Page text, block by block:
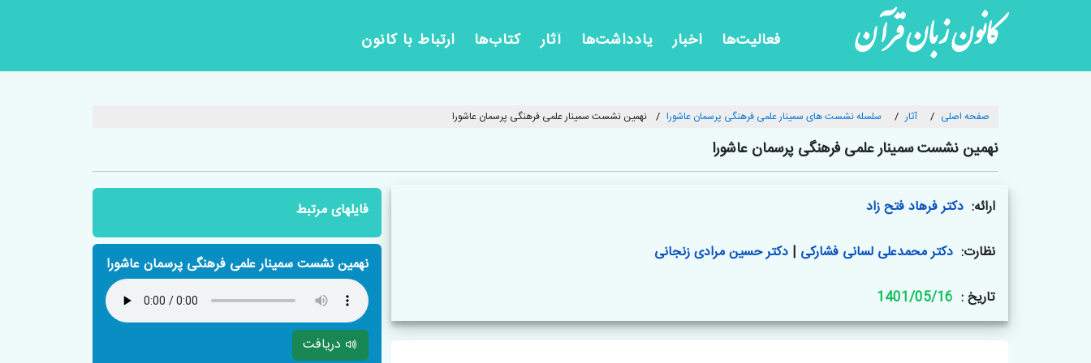
کانون زبان قرآن فعالیت‌ها اخبار یادداشت‌ها آثار کتاب‌ها ارتباط با کانون
صفحه اصلی آثار سلسله نشست های سمینار علمی فرهنگی پرسمان عاشورا نهمین نشست سمینار علمی فرهنگی پرسمان عاشورا
نهمین نشست سمینار علمی فرهنگی پرسمان عاشورا
ارائه: دکتر فرهاد فتح زاد
نظارت: دکتر محمدعلی لسانی فشارکی | دکتر حسین مرادی زنجانی
تاریخ : 1401/05/16
فایلهای مرتبط
نهمین نشست سمینار علمی فرهنگی پرسمان عاشورا
دریافت